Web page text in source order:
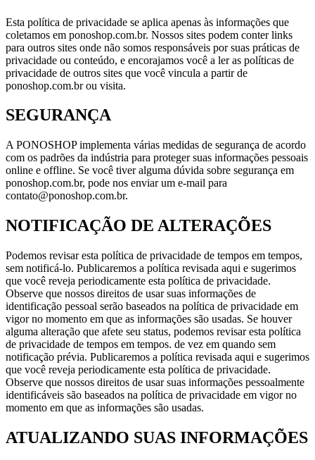
Esta política de privacidade se aplica apenas às informações que
coletamos em ponoshop.com.br. Nossos sites podem conter links
para outros sites onde não somos responsáveis ​​por suas práticas de
privacidade ou conteúdo, e encorajamos você a ler as políticas de
privacidade de outros sites que você vincula a partir de
ponoshop.com.br ou visita.
SEGURANÇA
A PONOSHOP implementa várias medidas de segurança de acordo
com os padrões da indústria para proteger suas informações pessoais
online e offline. Se você tiver alguma dúvida sobre segurança em
ponoshop.com.br, pode nos enviar um e-mail para
contato@ponoshop.com.br.
NOTIFICAÇÃO DE ALTERAÇÕES
Podemos revisar esta política de privacidade de tempos em tempos,
sem notificá-lo. Publicaremos a política revisada aqui e sugerimos
que você reveja periodicamente esta política de privacidade.
Observe que nossos direitos de usar suas informações de
identificação pessoal serão baseados na política de privacidade em
vigor no momento em que as informações são usadas. Se houver
alguma alteração que afete seu status, podemos revisar esta política
de privacidade de tempos em tempos. de vez em quando sem
notificação prévia. Publicaremos a política revisada aqui e sugerimos
que você reveja periodicamente esta política de privacidade.
Observe que nossos direitos de usar suas informações pessoalmente
identificáveis ​​são baseados na política de privacidade em vigor no
momento em que as informações são usadas.
ATUALIZANDO SUAS INFORMAÇÕES